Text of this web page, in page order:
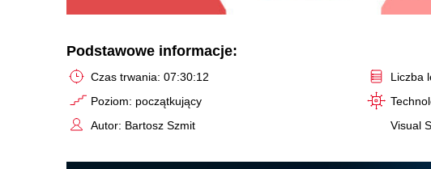
Podstawowe informacje:
Czas trwania: 07:30:12
Poziom: początkujący
Autor: Bartosz Szmit
Liczba
Visual